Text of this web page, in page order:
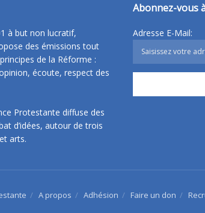
à but non lucratif,
des émissions tout
de la Réforme :
écoute, respect des
Protestante diffuse des
d’idées, autour de trois
arts.
Abonnez-vous
Adresse E-Mail:
A propos Adhésion Faire un don